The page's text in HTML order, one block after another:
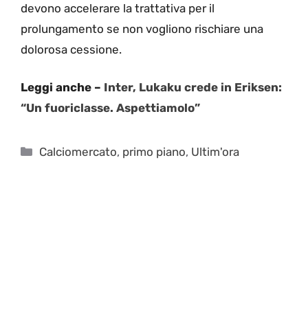
devono accelerare la trattativa per il
prolungamento se non vogliono rischiare una
dolorosa cessione.
Leggi anche – Inter, Lukaku crede in Eriksen:
“Un fuoriclasse. Aspettiamolo”
Categorie
Calciomercato, primo piano, Ultim'ora